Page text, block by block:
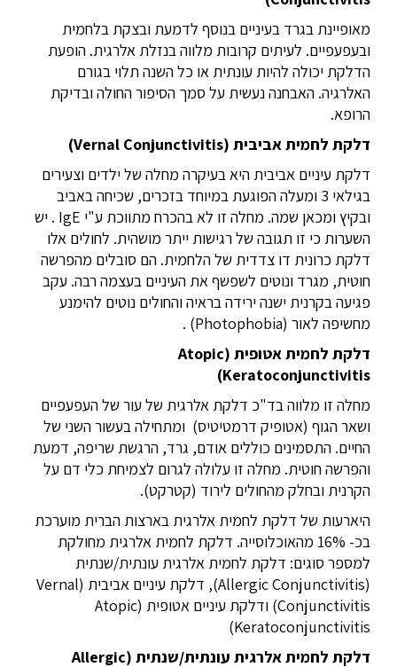
מאופיינת בגרד בעיניים בנוסף לדמעת ובצקת בלחמית
ובעפעפיים. לעיתים קרובות מלווה בנזלת אלרגית. הופעת
הדלקת יכולה להיות עונתית או כל השנה תלוי בגורם
האלרגיה. האבחנה נעשית על סמך הסיפור החולה ובדיקת
הרופא.
דלקת לחמית אביבית (Vernal Conjunctivitis
)
דלקת עיניים אביבית היא בעיקרה מחלה של ילדים וצעירים
בגילאי 3 ומעלה הפוגעת במיוחד בזכרים, שכיחה באביב
ובקיץ ומכאן שמה. מחלה זו לא בהכרח מתווכת ע"י IgE . יש
השערות כי זו תגובה של רגישות ייתר מושהית. לחולים אלו
דלקת כרונית דו צדדית של הלחמית. הם סובלים מהפרשה
חוטית, מגרד ונוטים לשפשף את העיניים בעצמה רבה. עקב
פגיעה בקרנית ישנה ירידה בראיה והחולים נוטים להימנע
מחשיפה לאור (Photophobia) .
דלקת לחמית אטופית (Atopic
Keratoconjunctivitis
)
מחלה זו מלווה בד"כ דלקת אלרגית של עור של העפעפיים
ושאר הגוף (אטופיק דרמטיטיס) ומתחילה בעשור השני של
החיים. התסמינים כוללים אודם, גרד, הרגשת שריפה, דמעת
והפרשה חוטית. מחלה זו עלולה לגרום לצמיחת כלי דם על
הקרנית ובחלק מהחולים לירוד (קטרקט).
היארעות של דלקת לחמית אלרגית בארצות הברית מוערכת
בכ- 16% מהאוכלוסייה. דלקת לחמית אלרגית מחולקת
למספר סוגים: דלקת לחמית אלרגית עונתית/שנתית
(Allergic Conjunctivitis), דלקת עיניים אביבית (Vernal
Conjunctivitis) ודלקת עיניים אטופית (Atopic
Keratoconjunctivitis)
דלקת לחמית אלרגית עונתית/שנתית (Allergic